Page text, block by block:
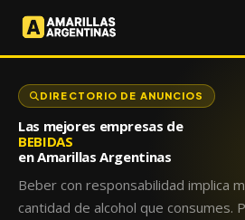
DIRECTORIO DE ANUNCIOS
Las mejores empresas de
BEBIDAS
en Amarillas Argentinas
Beber con responsabilidad implica
cantidad de alcohol que consumes.